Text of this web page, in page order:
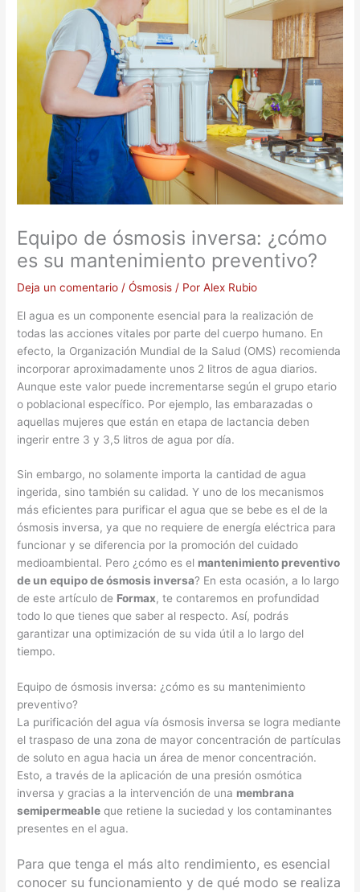
Equipo de ósmosis inversa: ¿cómo
es su mantenimiento preventivo?
Deja un comentario /Ósmosis / PorAlex Rubio
El agua es un componente esencial para la realización de
todas las acciones vitales por parte del cuerpo humano. En
efecto, la Organización Mundial de la Salud (OMS) recomienda
incorporar aproximadamente unos 2 litros de agua diarios.
Aunque este valor puede incrementarse según el grupo etario
o poblacional específico. Por ejemplo, las embarazadas o
aquellas mujeres que están en etapa de lactancia deben
ingerir entre 3 y 3,5 litros de agua por día.
Sin embargo, no solamente importa la cantidad de agua
ingerida, sino también su calidad. Y uno de los mecanismos
más eficientes para purificar el agua que se bebe es el de la
ósmosis inversa, ya que no requiere de energía eléctrica para
funcionar y se diferencia por la promoción del cuidado
medioambiental. Pero ¿cómo es el mantenimiento preventivo
de un equipo de ósmosis inversa? En esta ocasión, a lo largo
de este artículo de Formax, te contaremos en profundidad
todo lo que tienes que saber al respecto. Así, podrás
garantizar una optimización de su vida útil a lo largo del
tiempo.
Equipo de ósmosis inversa: ¿cómo es su mantenimiento
preventivo?
La purificación del agua vía ósmosis inversa se logra mediante
el traspaso de una zona de mayor concentración de partículas
de soluto en agua hacia un área de menor concentración.
Esto, a través de la aplicación de una presión osmótica
inversa y gracias a la intervención de una membrana
semipermeable que retiene la suciedad y los contaminantes
presentes en el agua.
Para que tenga el más alto rendimiento, es esencial
conocer su funcionamiento y de qué modo se realiza